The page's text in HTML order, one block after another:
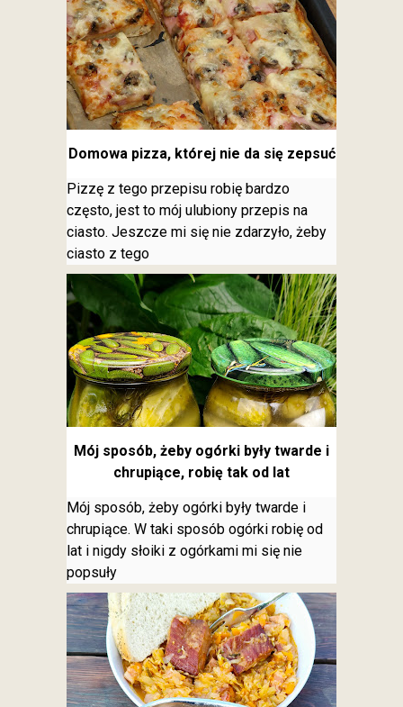
Domowa pizza, której nie da się zepsuć
Pizzę z tego przepisu robię bardzo
często, jest to mój ulubiony przepis na
ciasto. Jeszcze mi się nie zdarzyło, żeby
ciasto z tego
Mój sposób, żeby ogórki były twarde i
chrupiące, robię tak od lat
Mój sposób, żeby ogórki były twarde i
chrupiące. W taki sposób ogórki robię od
lat i nigdy słoiki z ogórkami mi się nie
popsuły